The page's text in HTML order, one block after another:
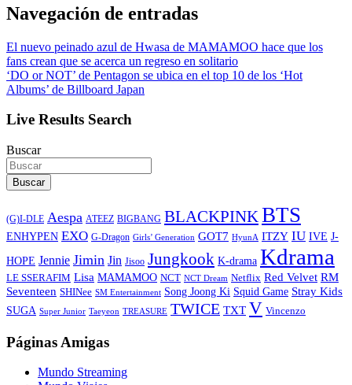
Navegación de entradas
El nuevo peinado azul de Hwasa de MAMAMOO hace que los
fans crean que se acerca un regreso en solitario
‘DO or NOT’ de Pentagon se ubica en el top 10 de los ‘Hot
Albums’ de Billboard Japan
Live Results Search
Buscar
Buscar
(G)I-DLE Aespa ATEEZ BIGBANG BLACKPINKBTS
ENHYPEN EXO G-Dragon Girls’ Generation GOT7 HyunA ITZY IU IVE J-
HOPE Jennie Jimin Jin Jisoo Jungkook K-drama Kdrama
LE SSERAFIM Lisa MAMAMOO NCT NCT Dream Netflix Red Velvet RM
Seventeen SHINee SM Entertainment Song Joong Ki Squid Game Stray Kids
SUGA Super Junior Taeyeon TREASURE TWICE TXT V Vincenzo
Páginas Amigas
Mundo Streaming